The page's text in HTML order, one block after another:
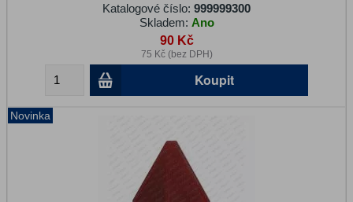
Katalogové číslo: 999999300
Skladem: Ano
90 Kč
75 Kč (bez DPH)
Koupit
Novinka